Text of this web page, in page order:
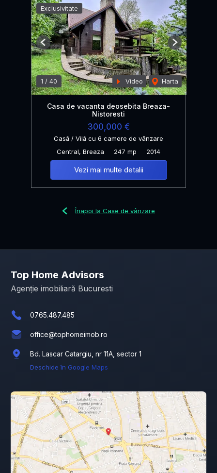
Exclusivitate
1 / 40 Video Harta
Previous Next
Casa de vacanta deosebita Breaza-
Nistoresti
300,000 €
Casă / Vilă cu 6 camere de vânzare
Central, Breaza
247 mp 2014
Vezi mai multe detalii
Înapoi la Case de vânzare
Top Home Advisors
Agenție imobiliară Bucuresti
0765.487.485
office@tophomeimob.ro
Bd. Lascar Catargiu, nr 11A, sector 1
Deschide în Google Maps